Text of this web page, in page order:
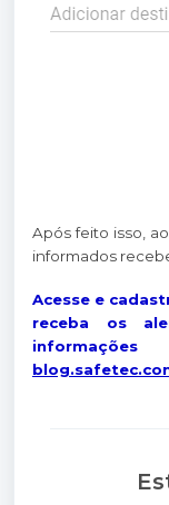
Após feito isso,
informados
Acesse e
receba os